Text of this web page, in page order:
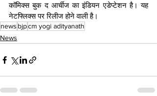
कॉमिक्स बुक द आर्चीज का इंडियन एडेप्टेशन है। यह
नेटफ्लिक्स पर रिलीज होने वाली है।
news bjpcm yogi adityanath
News